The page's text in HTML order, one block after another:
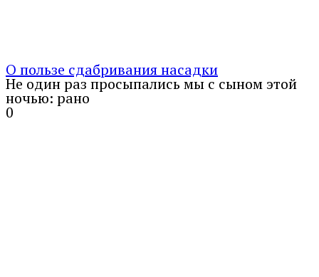
О пользе сдабривания насадки
Не один раз просыпались мы с сыном этой
ночью: рано
0